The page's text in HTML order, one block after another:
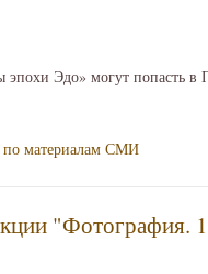
Эдо» могут попасть в
материалам СМИ